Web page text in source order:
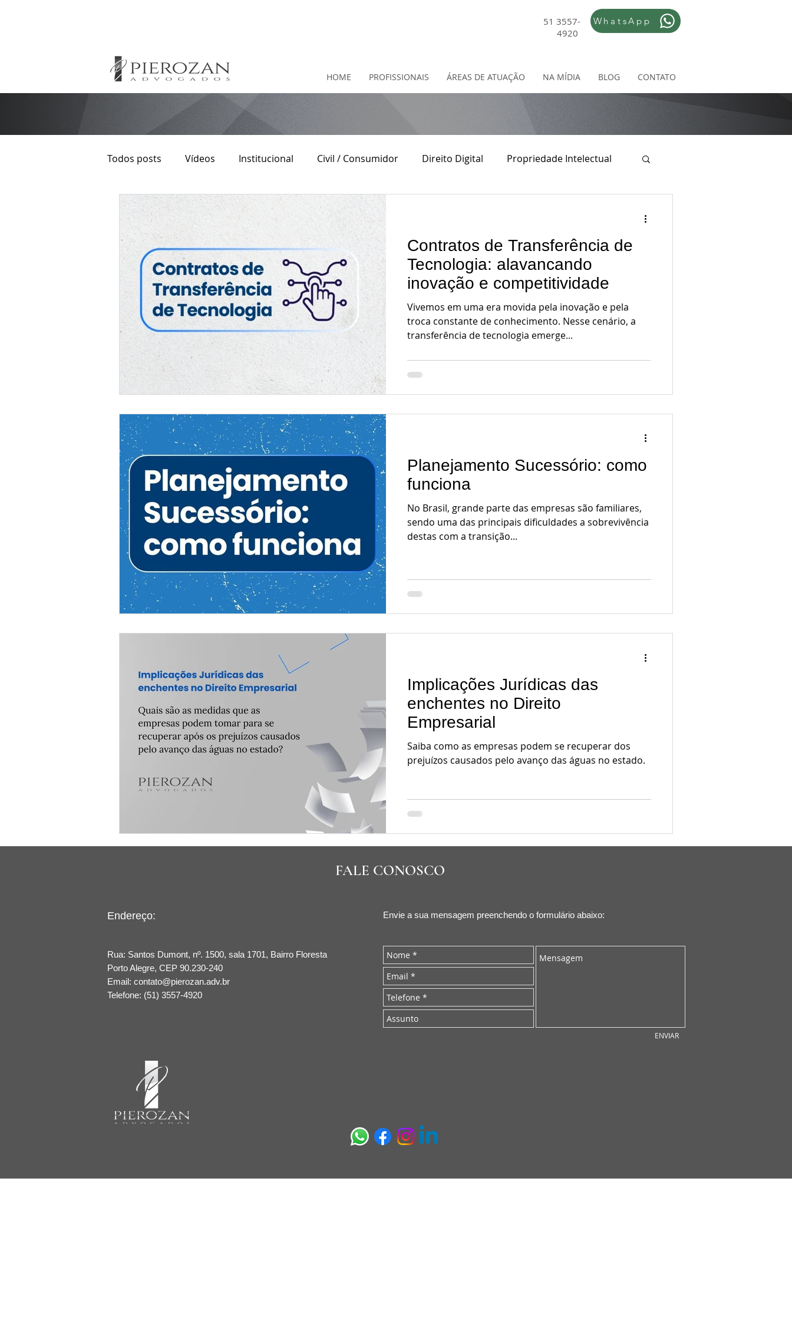
51 3557-
4920
WhatsApp
HOME PROFISSIONAIS ÁREAS DE ATUAÇÃO NA MÍDIA BLOG CONTATO
Todos posts Vídeos Institucional Civil / Consumidor Direito Digital Propriedade Intelectual
Direito Autoral Imobiliário Direito Contratual
Contratos de Transferência de
Tecnologia: alavancando
inovação e competitividade
Vivemos em uma era movida pela inovação e pela
troca constante de conhecimento. Nesse cenário, a
transferência de tecnologia emerge...
Planejamento Sucessório: como
funciona
No Brasil, grande parte das empresas são familiares,
sendo uma das principais dificuldades a sobrevivência
destas com a transição...
Implicações Jurídicas das
enchentes no Direito
Empresarial
Saiba como as empresas podem se recuperar dos
prejuízos causados pelo avanço das águas no estado.
FALE CONOSCO
Endereço:
Rua: Santos Dumont, nº. 1500, sala 1701, Bairro Floresta
Porto Alegre​, CEP 90.230-240
Email: contato@pierozan.adv.br
Telefone: (51) 3557-4920
Envie a sua mensagem preenchendo o formulário abaixo:
ENVIAR